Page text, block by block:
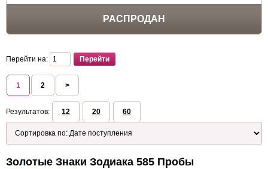
РАСПРОДАН
Перейти на:
1 2 >
Результатов: 12 20 60
Золотые Знаки Зодиака 585 Пробы